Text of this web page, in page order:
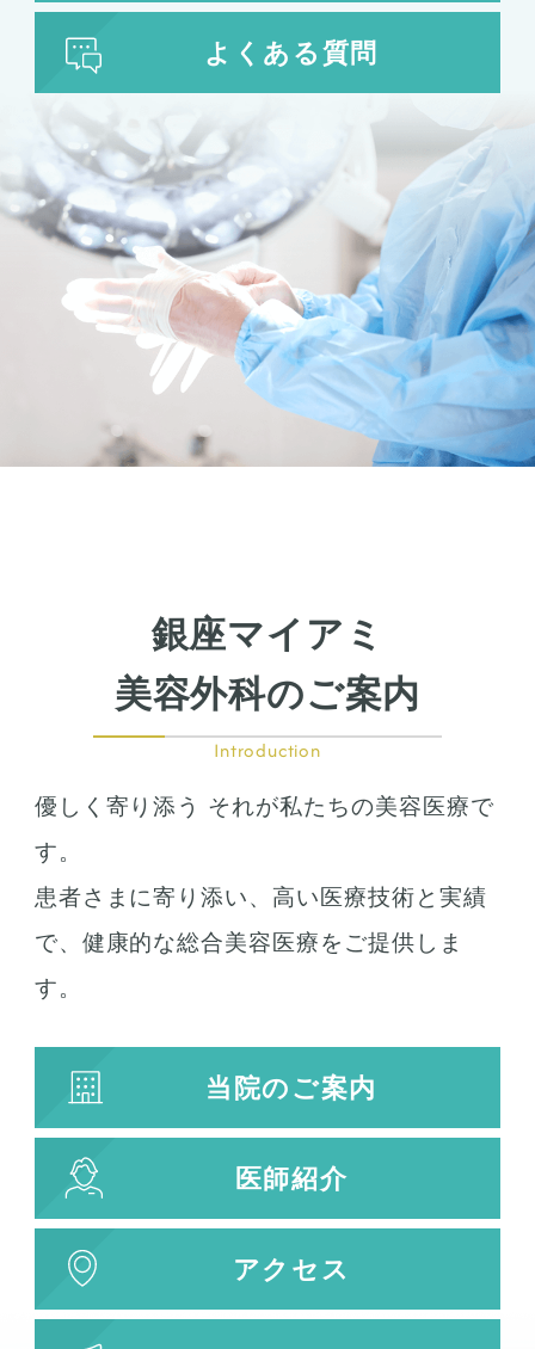
よくある質問
銀座マイアミ
美容外科のご案内
Introduction
優しく寄り添う それが私たちの美容医療で
す。
患者さまに寄り添い、高い医療技術と実績
で、健康的な総合美容医療をご提供しま
す。
当院のご案内
医師紹介
アクセス